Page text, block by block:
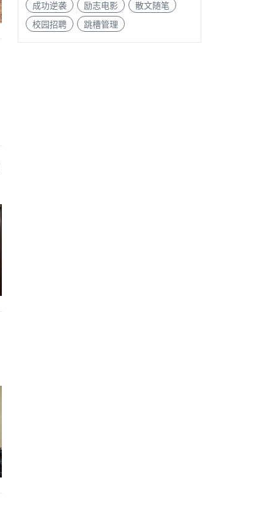
成功逆袭
励志电影
散文随笔
校园招聘
跳槽管理